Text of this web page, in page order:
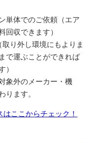
単体でのご依頼（エア
回収できます）
り外し環境にもよりま
で運ぶことができれば
）
象外のメーカー・機
ます。
ここからチェック！